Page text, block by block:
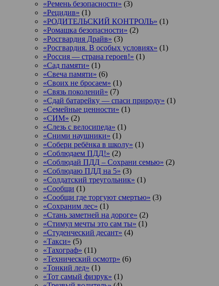
«Ремень безопасности» (3)
«Рецидив» (1)
«РОДИТЕЛЬСКИЙ КОНТРОЛЬ» (1)
«Ромашка безопасности» (2)
«Росгвардия Драйв» (3)
«Росгвардия. В особых условиях» (1)
«Россия — страна героев!» (1)
«Сад памяти» (1)
«Свеча памяти» (6)
«Своих не бросаем» (1)
«Связь поколений» (7)
«Сдай батарейку — спаси природу» (1)
«Семейные ценности» (1)
«СИМ» (2)
«Слезь с велосипеда» (1)
«Сними наушники» (1)
«Собери ребёнка в школу» (1)
«Соблюдаем ПДД!» (2)
«Соблюдай ПДД – Сохрани семью» (2)
«Соблюдаю ПДД на 5» (3)
«Солдатский треугольник» (1)
«Сообщи (1)
«Сообщи где торгуют смертью» (3)
«Сохраним лес» (1)
«Стань заметней на дороге» (2)
«Стимул мечты это сам ты» (1)
«Студенческий десант» (4)
«Такси» (5)
«Тахограф» (11)
«Технический осмотр» (6)
«Тонкий лед» (1)
«Тот самый физрук» (1)